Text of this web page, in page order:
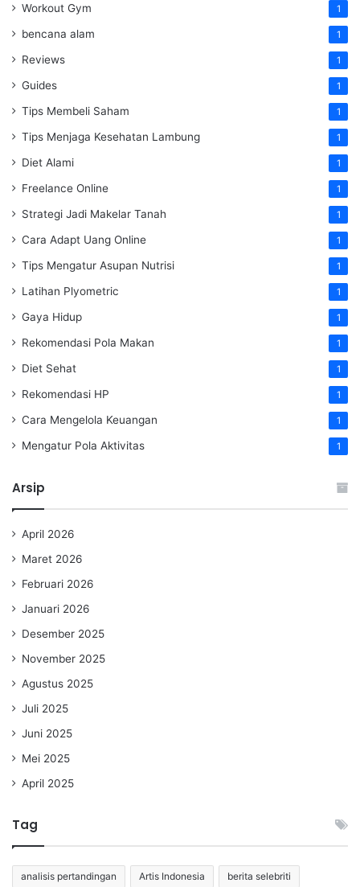
Workout Gym 1
bencana alam 1
Reviews 1
Guides 1
Tips Membeli Saham 1
Tips Menjaga Kesehatan Lambung 1
Diet Alami 1
Freelance Online 1
Strategi Jadi Makelar Tanah 1
Cara Adapt Uang Online 1
Tips Mengatur Asupan Nutrisi 1
Latihan Plyometric 1
Gaya Hidup 1
Rekomendasi Pola Makan 1
Diet Sehat 1
Rekomendasi HP 1
Cara Mengelola Keuangan 1
Mengatur Pola Aktivitas 1
Arsip
April 2026
Maret 2026
Februari 2026
Januari 2026
Desember 2025
November 2025
Agustus 2025
Juli 2025
Juni 2025
Mei 2025
April 2025
Tag
analisis pertandingan Artis Indonesia berita selebriti